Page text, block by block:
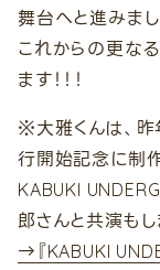
舞台へと進みまし
これからの更な
ます！！！
※大雅くんは、
行開始記念に制
KABUKI
郎さんと共演もし
→『KABUKI